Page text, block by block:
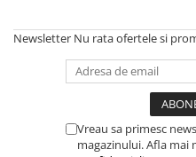
Newsletter Nu rata ofertele si
Vreau sa primesc
magazinului. Afla mai